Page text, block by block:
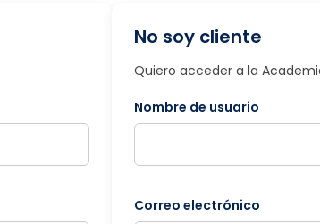
No soy cliente
Quiero acceder a la
Nombre de usuario
Correo electrónico